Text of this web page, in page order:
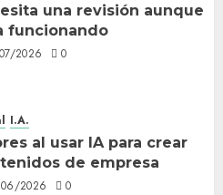
una revisión aunque
funcionando
2026 0
I.A.
al usar IA para crear
de empresa
2026 0